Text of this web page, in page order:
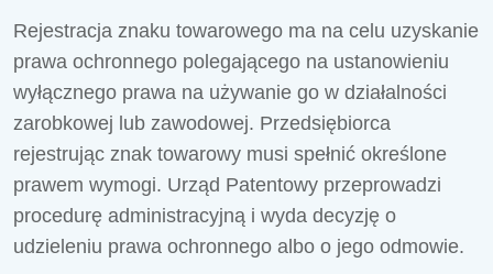
Rejestracja znaku towarowego ma na celu uzyskanie
prawa ochronnego polegającego na ustanowieniu
wyłącznego prawa na używanie go w działalności
zarobkowej lub zawodowej. Przedsiębiorca
rejestrując znak towarowy musi spełnić określone
prawem wymogi. Urząd Patentowy przeprowadzi
procedurę administracyjną i wyda decyzję o
udzieleniu prawa ochronnego albo o jego odmowie.